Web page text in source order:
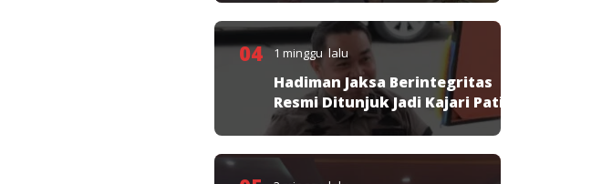
04 1 minggu lalu
Hadiman Jaksa Berintegritas
Resmi Ditunjuk Jadi Kajari Pati